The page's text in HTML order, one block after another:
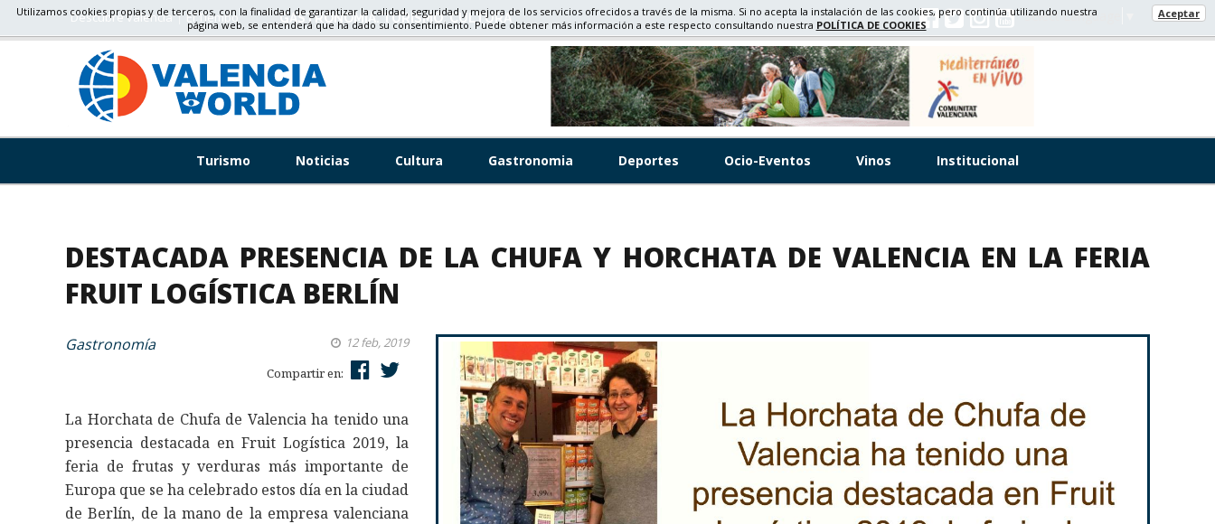
Descubre valencia El Tiempo GASTRONOMÍA, TURISMO, CULTURA Select Language
Turismo Noticias Cultura Gastronomia Deportes Ocio-Eventos Vinos Institucional
DESTACADA PRESENCIA DE LA CHUFA Y HORCHATA DE VALENCIA EN LA FERIA
FRUIT LOGÍSTICA BERLÍN
Gastronomía
12 feb, 2019
Compartir en:
La Horchata de Chufa de Valencia ha tenido una
presencia destacada en Fruit Logística 2019, la
feria de frutas y verduras más importante de
Europa que se ha celebrado estos día en la ciudad
de Berlín, de la mano de la empresa valenciana
Utilizamos cookies propias y de terceros, con la finalidad de garantizar la calidad, seguridad y mejora de los servicios ofrecidos a través de la misma. Si no acepta la instalación de las cookies, pero continúa utilizando nuestra
página web, se entenderá que ha dado su consentimiento. Puede obtener más información a este respecto consultando nuestra POLÍTICA DE COOKIES
Aceptar